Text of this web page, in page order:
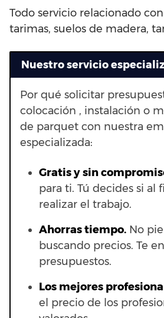
Todo servicio relacionado
tarimas, suelos de madera,
Nuestro servicio
Por qué solicitar
colocación , instalación o
de parquet con nuestra
especializada:
Gratis y sin
para ti. Tú decides si al
realizar el trabajo.
Ahorras tiempo. No
buscando precios. Te
presupuestos.
Los mejores
el precio de los